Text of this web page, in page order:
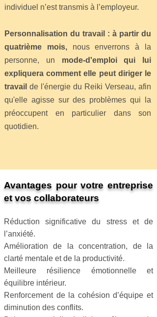
individuel n’est transmis à l’employeur.
Personnalisation du travail : à partir du
quatrième mois, nous enverrons à la
personne, un mode-d'emploi qui lui
expliquera comment elle peut diriger le
travail de l'énergie du Reiki Verseau, afin
qu'elle agisse sur des problèmes qui la
préoccupent en particulier dans son
quotidien.
Avantages pour votre entreprise
et vos collaborateurs
Réduction significative du stress et de
l’anxiété.
Amélioration de la concentration, de la
clarté mentale et de la productivité.
Meilleure résilience émotionnelle et
équilibre intérieur.
Renforcement de la cohésion d’équipe et
diminution des conflits.